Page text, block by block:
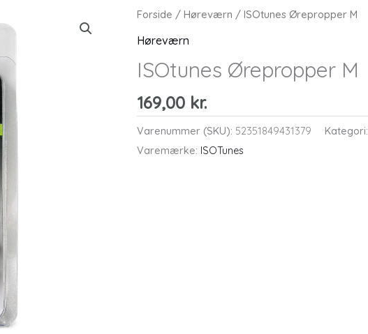
Forside /Høreværn / ISOtunes Ørepropper M
Høreværn
ISOtunes Ørepropper M
169,00 kr.
Varenummer (SKU): 52351849431379 Kategori:
Varemærke: ISOTunes